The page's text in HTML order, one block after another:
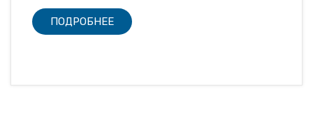
ПОДРОБНЕЕ